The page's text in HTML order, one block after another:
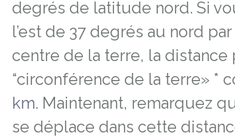
degrés de latitude nord. Si
l’est de 37 degrés au nord
centre de la terre, la distance
“circonférence de la terre» *
km. Maintenant, remarquez
se déplace dans cette